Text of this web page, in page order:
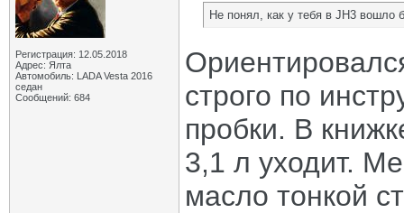
Регистрация: 12.05.2018
Адрес: Ялта
Автомобиль: LADA Vesta 2016
седан
Сообщений: 684
Не понял, как у тебя в JH3 вошло
строго по
пробки. В
3,1 л уходит.
масло тонкой